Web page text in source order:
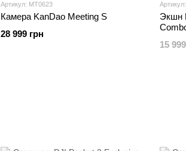
Артикул: MT0623
Камера KanDao Meeting S
28 999 грн
Экшн
15